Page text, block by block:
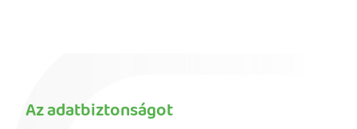
Az adatbiztonságot